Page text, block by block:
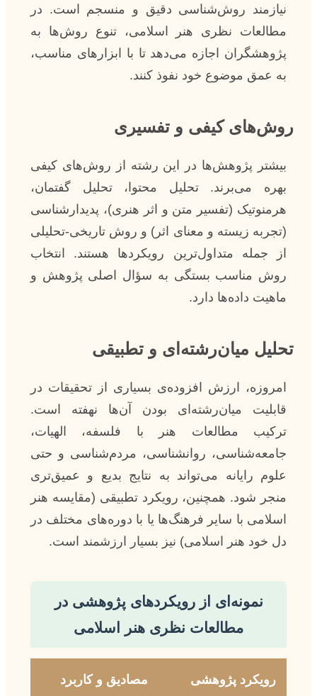
نیازمند روش‌شناسی دقیق و منسجم است. در
مطالعات نظری هنر اسلامی، تنوع روش‌ها به
پژوهشگران اجازه می‌دهد تا با ابزارهای مناسب،
به عمق موضوع خود نفوذ کنند.
روش‌های کیفی و تفسیری
بیشتر پژوهش‌ها در این رشته از روش‌های کیفی
بهره می‌برند. تحلیل محتوا، تحلیل گفتمان،
هرمنوتیک (تفسیر متن و اثر هنری)، پدیدارشناسی
(تجربه زیسته و معنای اثر) و روش تاریخی-تحلیلی
از جمله متداول‌ترین رویکردها هستند. انتخاب
روش مناسب بستگی به سؤال اصلی پژوهش و
ماهیت داده‌ها دارد.
تحلیل میان‌رشته‌ای و تطبیقی
امروزه، ارزش افزوده‌ی بسیاری از تحقیقات در
قابلیت میان‌رشته‌ای بودن آن‌ها نهفته است.
ترکیب مطالعات هنر با فلسفه، الهیات،
جامعه‌شناسی، روانشناسی، مردم‌شناسی و حتی
علوم رایانه می‌تواند به نتایج بدیع و عمیق‌تری
منجر شود. همچنین، رویکرد تطبیقی (مقایسه هنر
اسلامی با سایر فرهنگ‌ها یا با دوره‌های مختلف در
دل خود هنر اسلامی) نیز بسیار ارزشمند است.
نمونه‌ای از رویکردهای پژوهشی در
مطالعات نظری هنر اسلامی
رویکرد پژوهشی مصادیق و کاربرد